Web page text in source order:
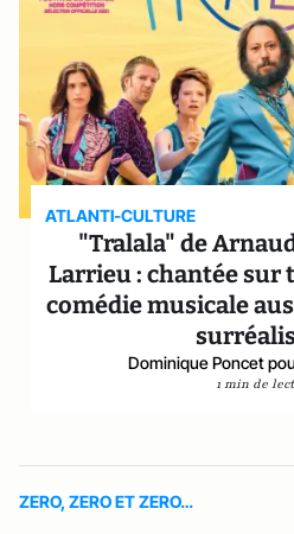
ATLANTI-CULTURE
"Tralala" de
Larrieu : chantée sur
comédie musicale
Dominique Poncet
1 min de
ZERO, ZERO ET ZERO…